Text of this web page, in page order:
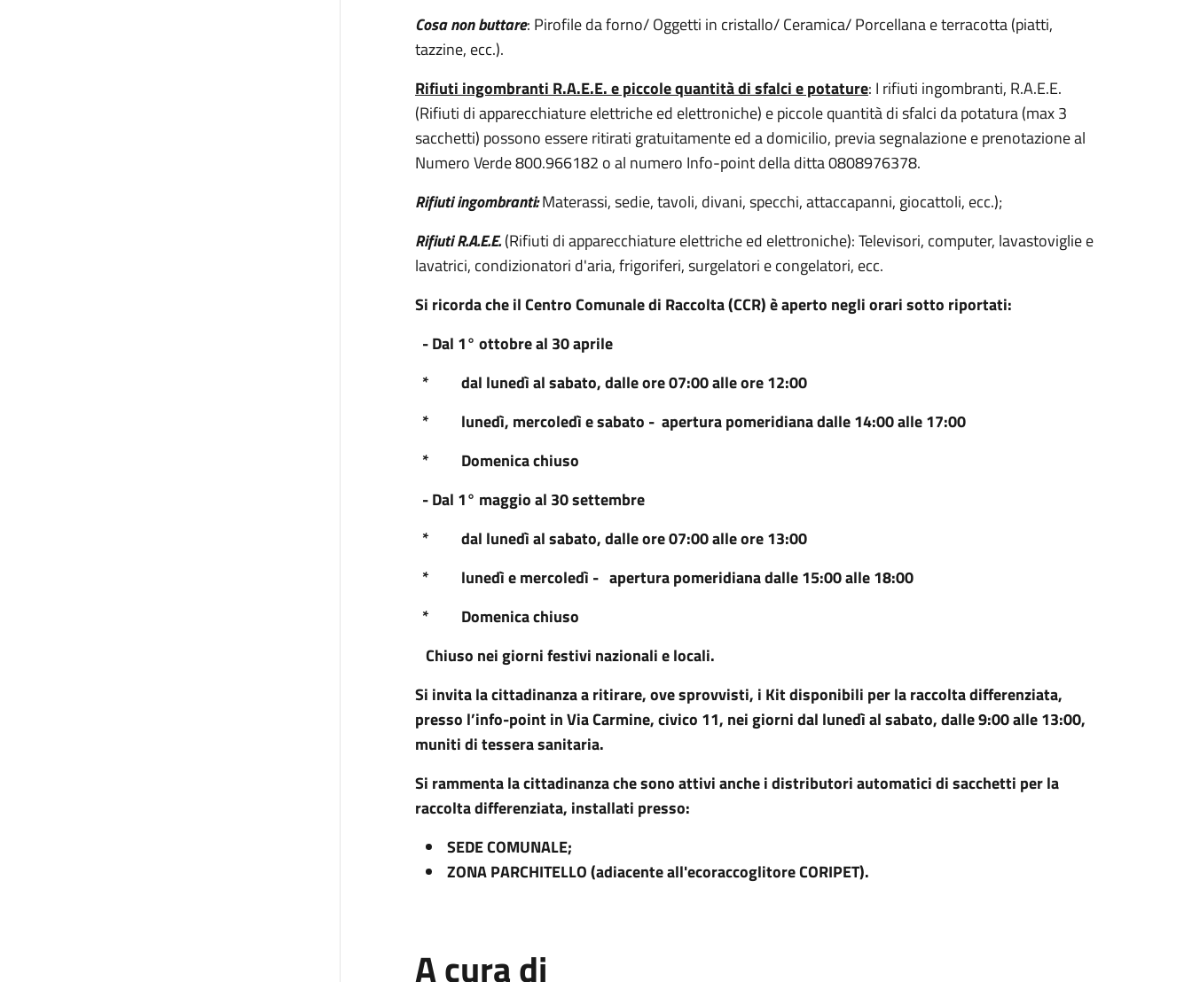
Cosa non buttare: Pirofile da forno/ Oggetti in cristallo/ Ceramica/ Porcellana e terracotta (piatti,
tazzine, ecc.).
Rifiuti ingombranti R.A.E.E. e piccole quantità di sfalci e potature: I rifiuti ingombranti, R.A.E.E.
(Rifiuti di apparecchiature elettriche ed elettroniche) e piccole quantità di sfalci da potatura (max 3
sacchetti) possono essere ritirati gratuitamente ed a domicilio, previa segnalazione e prenotazione al
Numero Verde 800.966182 o al numero Info-point della ditta 0808976378.
Rifiuti ingombranti:Materassi, sedie, tavoli, divani, specchi, attaccapanni, giocattoli, ecc.);
Rifiuti R.A.E.E.(Rifiuti di apparecchiature elettriche ed elettroniche): Televisori, computer, lavastoviglie e
lavatrici, condizionatori d'aria, frigoriferi, surgelatori e congelatori, ecc.
Si ricorda che il Centro Comunale di Raccolta (CCR) è aperto negli orari sotto riportati:
- Dal 1° ottobre al 30 aprile
* dal lunedì al sabato, dalle ore 07:00 alle ore 12:00
* lunedì, mercoledì e sabato - apertura pomeridiana dalle 14:00 alle 17:00
* Domenica chiuso
- Dal 1° maggio al 30 settembre
* dal lunedì al sabato, dalle ore 07:00 alle ore 13:00
* lunedì e mercoledì - apertura pomeridiana dalle 15:00 alle 18:00
* Domenica chiuso
Chiuso nei giorni festivi nazionali e locali.
Si invita la cittadinanza a ritirare, ove sprovvisti, i Kit disponibili per la raccolta differenziata,
presso l’info-point in Via Carmine, civico 11, nei giorni dal lunedì al sabato, dalle 9:00 alle 13:00,
muniti di tessera sanitaria.
Si rammenta la cittadinanza che sono attivi anche i distributori automatici di sacchetti per la
raccolta differenziata, installati presso:
SEDE COMUNALE;
ZONA PARCHITELLO (adiacente all'ecoraccoglitore CORIPET).
A cura di